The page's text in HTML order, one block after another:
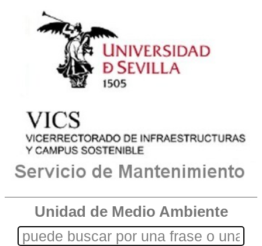
Unidad de Medio Ambiente